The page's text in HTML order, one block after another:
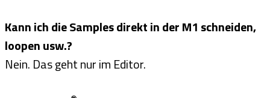
Kann ich die Samples direkt in der M1 schneiden,
loopen usw.?
Nein. Das geht nur im Editor.